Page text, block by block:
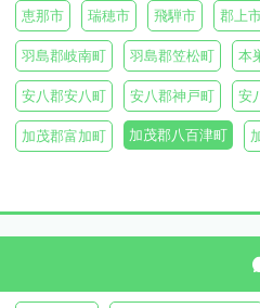
恵那市 瑞穂市 飛騨市 郡上
羽島郡岐南町 羽島郡笠松町 本
安八郡安八町 安八郡神戸町 安
加茂郡富加町 加茂郡八百津町